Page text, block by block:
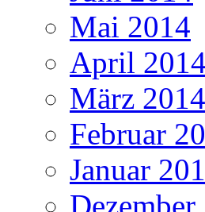
Mai 2014
April 2014
März 2014
Februar
Januar